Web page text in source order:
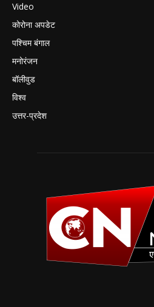
Video
कोरोना अपडेट
पश्चिम बंगाल
मनोरंजन
बॉलीवुड
विश्व
उत्तर-प्रदेश